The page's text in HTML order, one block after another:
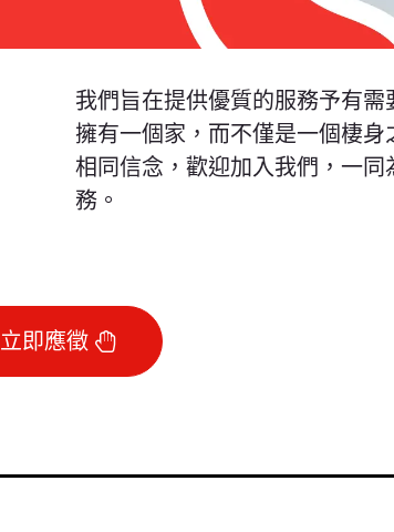
我們旨在提供優質的服務予有需
擁有一個家，而不僅是一個棲身
相同信念，歡迎加入我們，一同
務。
立即應徵